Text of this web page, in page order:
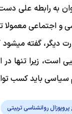
به رابطه على
اجتماعی معمولا
دیگر، گفته
است، زیرا
باید کسب
روانشناسی تربیتی